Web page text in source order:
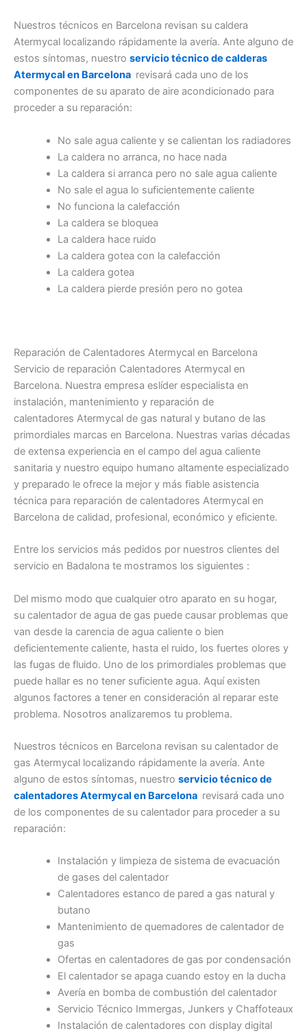
Nuestros técnicos en Barcelona revisan su caldera
Atermycal localizando rápidamente la avería. Ante alguno de
estos síntomas, nuestro servicio técnico de calderas
Atermycal en Barcelona revisará cada uno de los
componentes de su aparato de aire acondicionado para
proceder a su reparación:
No sale agua caliente y se calientan los radiadores
La caldera no arranca, no hace nada
La caldera si arranca pero no sale agua caliente
No sale el agua lo suficientemente caliente
No funciona la calefacción
La caldera se bloquea
La caldera hace ruido
La caldera gotea con la calefacción
La caldera gotea
La caldera pierde presión pero no gotea
Reparación de Calentadores Atermycal en Barcelona
Servicio de reparación Calentadores Atermycal en
Barcelona. Nuestra empresa eslíder especialista en
instalación, mantenimiento y reparación de
calentadores Atermycal de gas natural y butano de las
primordiales marcas en Barcelona. Nuestras varias décadas
de extensa experiencia en el campo del agua caliente
sanitaria y nuestro equipo humano altamente especializado
y preparado le ofrece la mejor y más fiable asistencia
técnica para reparación de calentadores Atermycal en
Barcelona de calidad, profesional, económico y eficiente.
Entre los servicios más pedidos por nuestros clientes del
servicio en Badalona te mostramos los siguientes :
Del mismo modo que cualquier otro aparato en su hogar,
su calentador de agua de gas puede causar problemas que
van desde la carencia de agua caliente o bien
deficientemente caliente, hasta el ruido, los fuertes olores y
las fugas de fluido. Uno de los primordiales problemas que
puede hallar es no tener suficiente agua. Aquí existen
algunos factores a tener en consideración al reparar este
problema. Nosotros analizaremos tu problema.
Nuestros técnicos en Barcelona revisan su calentador de
gas Atermycal localizando rápidamente la avería. Ante
alguno de estos síntomas, nuestro servicio técnico de
calentadores Atermycal en Barcelona revisará cada uno
de los componentes de su calentador para proceder a su
reparación:
Instalación y limpieza de sistema de evacuación
de gases del calentador
Calentadores estanco de pared a gas natural y
butano
Mantenimiento de quemadores de calentador de
gas
Ofertas en calentadores de gas por condensación
El calentador se apaga cuando estoy en la ducha
Avería en bomba de combustión del calentador
Servicio Técnico Immergas, Junkers y Chaffoteaux
Instalación de calentadores con display digital